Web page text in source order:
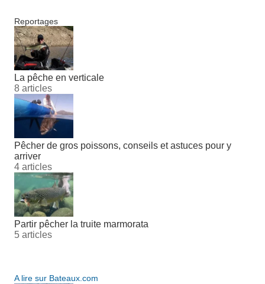
Reportages
La pêche en verticale
8 articles
Pêcher de gros poissons, conseils et astuces pour y
arriver
4 articles
Partir pêcher la truite marmorata
5 articles
A lire sur Bateaux.com